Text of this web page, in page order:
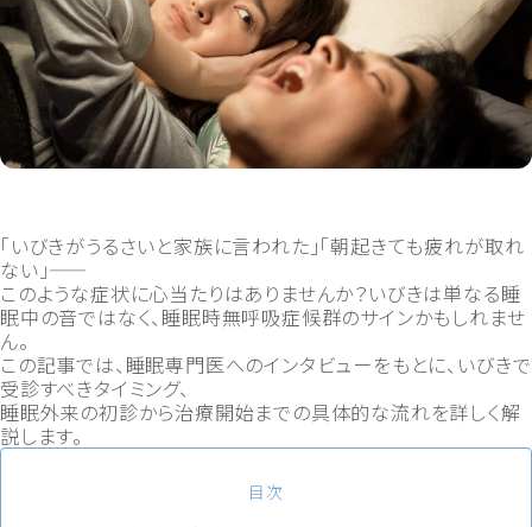
「いびきがうるさいと家族に言われた」「朝起きても疲れが取れ
ない」――
このような症状に心当たりはありませんか？いびきは単なる睡
眠中の音ではなく、睡眠時無呼吸症候群のサインかもしれませ
ん。
この記事では、睡眠専門医へのインタビューをもとに、いびきで
受診すべきタイミング、
睡眠外来の初診から治療開始までの具体的な流れを詳しく解
説します。
目次